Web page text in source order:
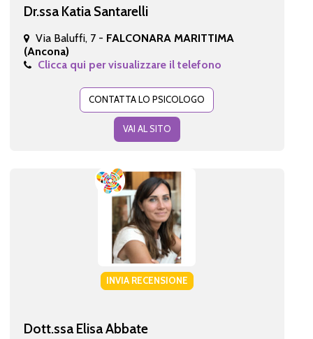
Dr.ssa Katia Santarelli
Via Baluffi, 7 - FALCONARA MARITTIMA
(Ancona)
Clicca qui per visualizzare il telefono
CONTATTA LO PSICOLOGO
VAI AL SITO
INVIA RECENSIONE
Dott.ssa Elisa Abbate